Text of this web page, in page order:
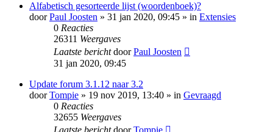
Alfabetisch gesorteerde lijst (woordenboek)?
doorPaul Joosten » 31 jan 2020, 09:45 » in Extensies
0 Reacties
26311 Weergaves
Laatste berichtdoorPaul Joosten
31 jan 2020, 09:45
Update forum 3.1.12 naar 3.2
doorTompie » 19 nov 2019, 13:40 » in Gevraagd
0 Reacties
32655 Weergaves